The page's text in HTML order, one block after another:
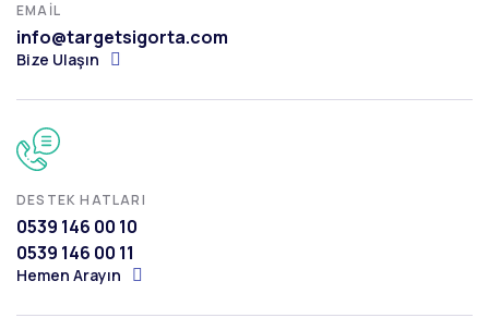
EMAIL
info@targetsigorta.com
Bize Ulaşın
DESTEK HATLARI
0539 146 00 10
0539 146 00 11
Hemen Arayın